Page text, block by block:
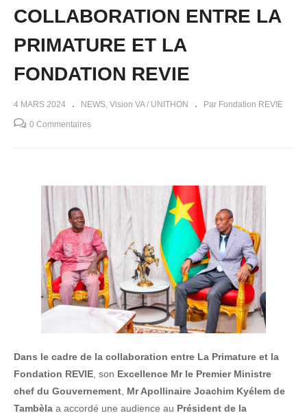
COLLABORATION ENTRE LA
PRIMATURE ET LA
FONDATION REVIE
4 MARS 2024 NEWS Vision VA / UNITHON Par Fondation REVIE
0 Commentaires
Dans le cadre de la collaboration entre La Primature et la
Fondation REVIE , son Excellence Mr le Premier Ministre
chef du Gouvernement Mr Apollinaire Joachim Kyélem de
Tambèla a accordé une audience au Président de la